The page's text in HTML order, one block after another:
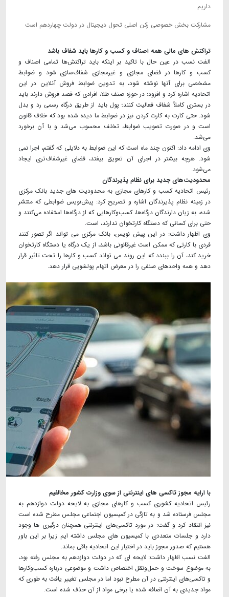
داریم
مشارکت بخش خصوصی رکن اصلی تحول دیجیتال در دولت چهاردهم است
تراکنش های مالی همه اصناف و کسب و کارها باید شفاف باشد
الفت نسب در عین حال با تاکید بر اینکه باید تراکنش‌ها تمامی اصناف و
کسب و کارها در فضای مجازی و غیرمجازی شفاف‌سازی شود و ضوابط
مشخصی برای آنها نوشته شود، به تدوین ضوابط فروش آنلاین در این
اتحادیه اشاره کرد و افزود: در حوزه صنف طلا، افرادی که قصد فروش دارند باید
در بستری کاملاً شفاف فعالیت کنند؛ پول باید از طریق درگاه رسمی رد و بدل
شود. حتی کارت‌ به‌ کارت کردن نیز در ضوابط ما دیده شده بود که خلاف قانون
است و در صورت تصویب ضوابط، تخلف محسوب می‌شد و با آن برخورد
می‌شد.
وی ادامه داد: اکنون چند ماه است که این ضوابط به دلایلی که گفتم، اجرا نمی
شود. هرچه بیشتر در اجرای آن تعویق بیفتد، فضای غیرشفاف‌تری ایجاد
می‌شود.
محدودیت‌های جدید برای نظام پذیرندگان
رئیس اتحادیه کسب و کارهای مجازی به محدودیت های جدید بانک مرکزی
در زمینه نظام پذیرندگان اشاره و تصریح کرد: پیش‌نویس ضوابطی که منتشر
شده، به زیان دارندگان درگاه‌ها، کسب‌وکارهایی که از درگاه‌ها استفاده می‌کنند و
حتی برای کسانی که دستگاه کارتخوان ندارند، است.
وی اظهار داشت: در این پیش نویس، بانک مرکزی می تواند اگر تصور کنند
فردی با کارتی که ممکن است غیرقانونی باشد، از یک درگاه یا دستگاه کارتخوان
خرید کند، آن را ببندد که این روند می تواند کسب و کارها را تحت تاثیر قرار
دهد و همه واحدهای صنفی را در معرض اتهام پولشویی قرار دهد.
با ارایه مجوز تاکسی های اینترنتی از سوی وزارت کشور مخالفیم
رئیس اتحادیه کشوری کسب و کارهای مجازی به لایحه دولت دوازدهم به
مجلس فرستاده شد و به تازگی در کمیسیون اجتماعی مجلس مطرح شده است
نیز انتقاد کرد و گفت: در مورد تاکسی‌های اینترنتی همچنان درگیری ها وجود
دارد و جلسات متعددی با کمیسیون های مجلس داشته ایم زیرا بر این باور
هستیم که صدور مجوز باید در اختیار این اتحادیه باقی بماند.
الفت نسب اظهار داشت: لایحه ای که در دولت دوازدهم به مجلس رفته بود،
به موضوع سوخت و حمل‌ونقل اختصاص داشت و موضوعی درباره کسب‌وکارها
و تاکسی‌های اینترنتی در آن مطرح نبود اما در مجلس تغییر یافت به طوری که
مواد جدیدی به آن اضافه شده یا برخی مواد از آن حذف شده است.